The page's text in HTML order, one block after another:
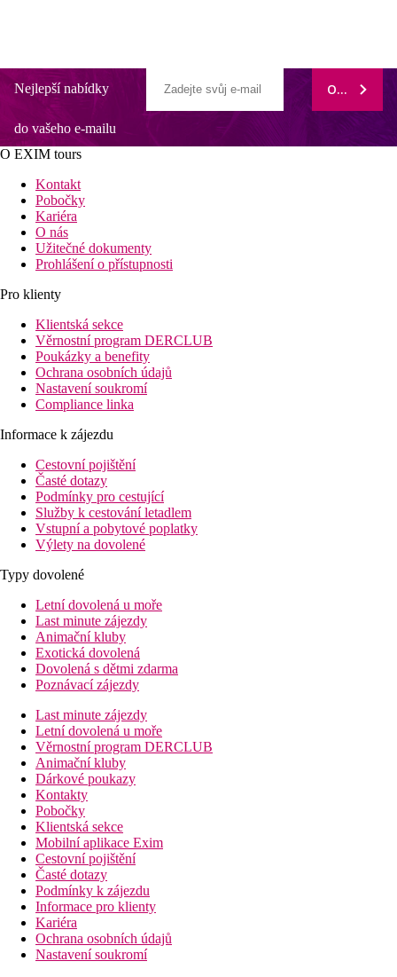
Nejlepší nabídky
do vašeho e-mailu
ODEBÍRAT
O EXIM tours
Kontakt
Pobočky
Kariéra
O nás
Užitečné dokumenty
Prohlášení o přístupnosti
Pro klienty
Klientská sekce
Věrnostní program DERCLUB
Poukázky a benefity
Ochrana osobních údajů
Nastavení soukromí
Compliance linka
Informace k zájezdu
Cestovní pojištění
Časté dotazy
Podmínky pro cestující
Služby k cestování letadlem
Vstupní a pobytové poplatky
Výlety na dovolené
Typy dovolené
Letní dovolená u moře
Last minute zájezdy
Animační kluby
Exotická dovolená
Dovolená s dětmi zdarma
Poznávací zájezdy
Last minute zájezdy
Letní dovolená u moře
Věrnostní program DERCLUB
Animační kluby
Dárkové poukazy
Kontakty
Pobočky
Klientská sekce
Mobilní aplikace Exim
Cestovní pojištění
Časté dotazy
Podmínky k zájezdu
Informace pro klienty
Kariéra
Ochrana osobních údajů
Nastavení soukromí